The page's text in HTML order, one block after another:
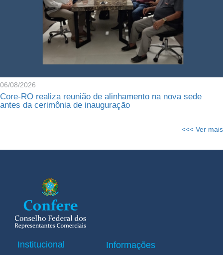
06/08/2026
Core-RO realiza reunião de alinhamento na nova sede
antes da cerimônia de inauguração
<<< Ver mais
Institucional Informações